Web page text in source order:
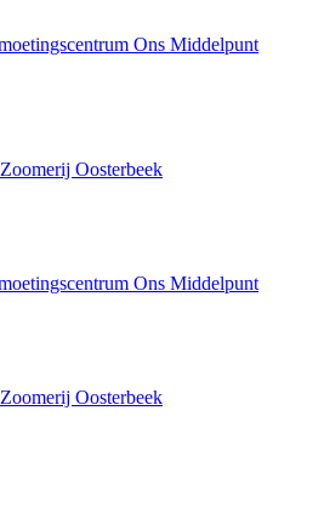
Ons Middelpunt
Oosterbeek
Ons Middelpunt
Oosterbeek